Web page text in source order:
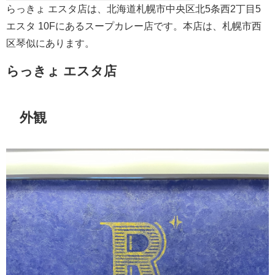
らっきょ エスタ店は、北海道札幌市中央区北5条西2丁目5
エスタ 10Fにあるスープカレー店です。本店は、札幌市西
区琴似にあります。
らっきょ エスタ店
外観